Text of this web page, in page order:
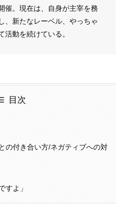
催。現在は、自身が主宰を務
、新たなレーベル、やっちゃ
活動を続けている。
目次
の付き合い方/ネガティブへの対
すよ」